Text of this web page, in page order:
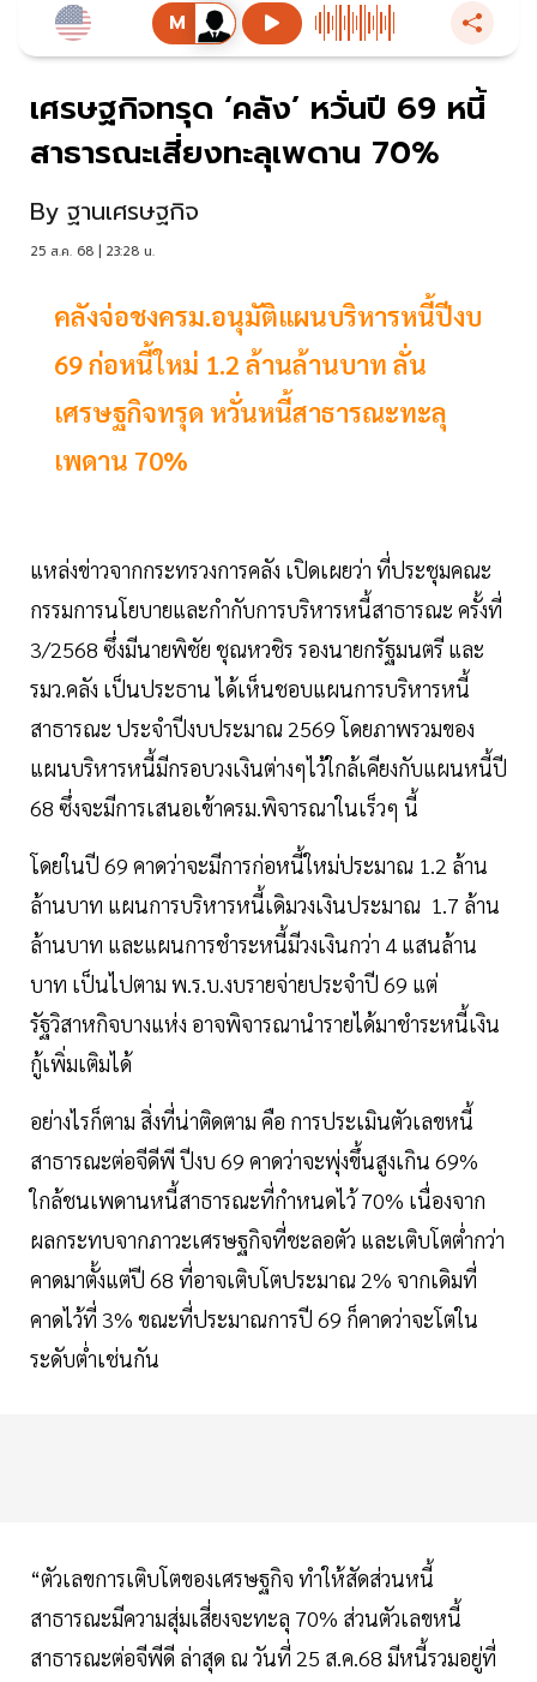
เศรษฐกิจทรุด ‘คลัง’ หวั่นปี 69 หนี้
สาธารณะเสี่ยงทะลุเพดาน 70%
By ฐานเศรษฐกิจ
25 ส.ค. 68 | 23:28 น.
คลังจ่อชงครม.อนุมัติแผนบริหารหนี้ปีงบ
69 ก่อหนี้ใหม่ 1.2 ล้านล้านบาท ลั่น
เศรษฐกิจทรุด หวั่นหนี้สาธารณะทะลุ
เพดาน 70%
แหล่งข่าวจากกระทรวงการคลัง เปิดเผยว่า ที่ประชุมคณะ
กรรมการนโยบายและกำกับการบริหารหนี้สาธารณะ ครั้งที่
3/2568 ซึ่งมีนายพิชัย ชุณหวชิร รองนายกรัฐมนตรี และ
รมว.คลัง เป็นประธาน ได้เห็นชอบแผนการบริหารหนี้
สาธารณะ ประจำปีงบประมาณ 2569 โดยภาพรวมของ
แผนบริหารหนี้มีกรอบวงเงินต่างๆไว้ใกล้เคียงกับแผนหนี้ปี
68 ซึ่งจะมีการเสนอเข้าครม.พิจารณาในเร็วๆ นี้
โดยในปี 69 คาดว่าจะมีการก่อหนี้ใหม่ประมาณ 1.2 ล้าน
ล้านบาท แผนการบริหารหนี้เดิมวงเงินประมาณ 1.7 ล้าน
ล้านบาท และแผนการชำระหนี้มีวงเงินกว่า 4 แสนล้าน
บาท เป็นไปตาม พ.ร.บ.งบรายจ่ายประจำปี 69 แต่
รัฐวิสาหกิจบางแห่ง อาจพิจารณานำรายได้มาชำระหนี้เงิน
กู้เพิ่มเติมได้
อย่างไรก็ตาม สิ่งที่น่าติดตาม คือ การประเมินตัวเลขหนี้
สาธารณะต่อจีดีพี ปีงบ 69 คาดว่าจะพุ่งขึ้นสูงเกิน 69%
ใกล้ชนเพดานหนี้สาธารณะที่กำหนดไว้ 70% เนื่องจาก
ผลกระทบจากภาวะเศรษฐกิจที่ชะลอตัว และเติบโตต่ำกว่า
คาดมาตั้งแต่ปี 68 ที่อาจเติบโตประมาณ 2% จากเดิมที่
คาดไว้ที่ 3% ขณะที่ประมาณการปี 69 ก็คาดว่าจะโตใน
ระดับต่ำเช่นกัน
“ตัวเลขการเติบโตของเศรษฐกิจ ทำให้สัดส่วนหนี้
สาธารณะมีความสุ่มเสี่ยงจะทะลุ 70% ส่วนตัวเลขหนี้
สาธารณะต่อจีพีดี ล่าสุด ณ วันที่ 25 ส.ค.68 มีหนี้รวมอยู่ที่